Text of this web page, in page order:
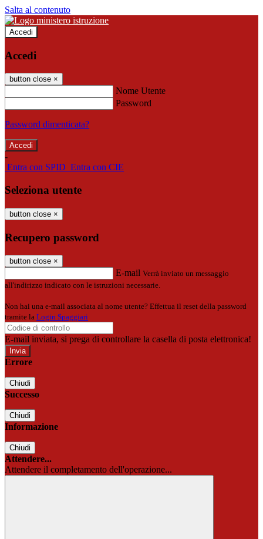
Salta al contenuto
Accedi
Accedi
button close ×
Nome Utente
Password
Password dimenticata?
-
Entra con SPID Entra con CIE
Seleziona utente
button close ×
Recupero password
button close ×
E-mail Verrà inviato un messaggio
all'indirizzo indicato con le istruzioni necessarie.
Non hai una e-mail associata al nome utente? Effettua il reset della password
tramite la Login Spaggiari
E-mail inviata, si prega di controllare la casella di posta elettronica!
Errore
Chiudi
Successo
Chiudi
Informazione
Chiudi
Attendere...
Attendere il completamento dell'operazione...